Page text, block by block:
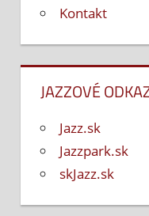
Kontakt
JAZZOVÉ
Jazz.sk
Jazzpark.sk
skJazz.sk